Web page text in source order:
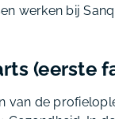
werken bij
(eerste
van de